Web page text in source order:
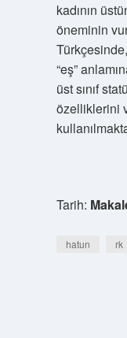
kadının
öneminin
“eş”
üst sınıf
özelliklerini
Tarih:
hatun rk